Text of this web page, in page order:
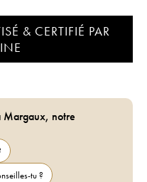
& CERTIFIÉ PAR
Margaux, notre
tu ?